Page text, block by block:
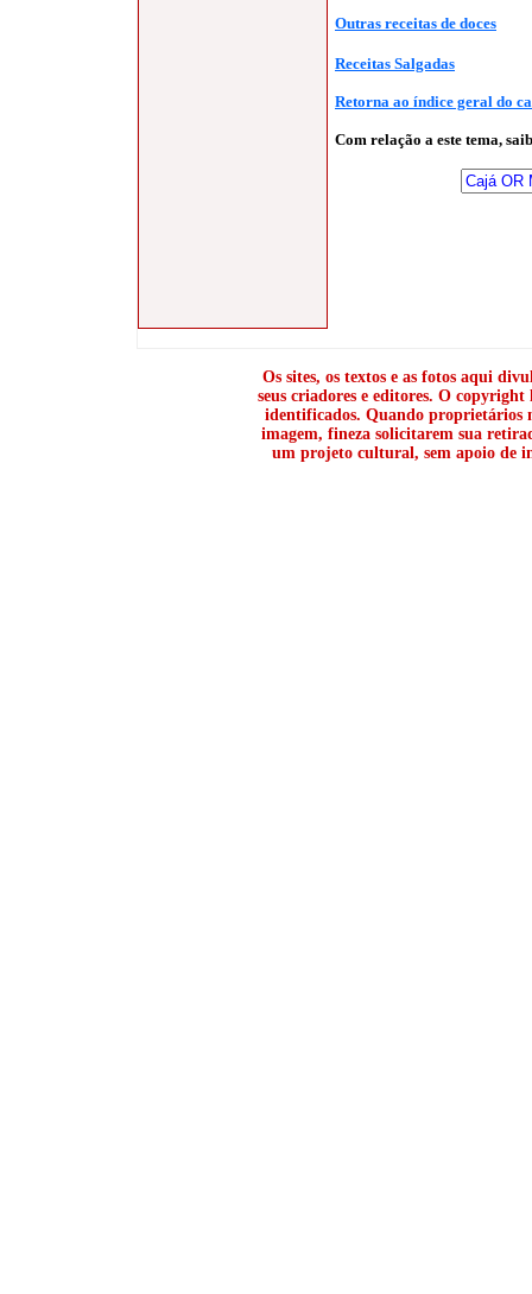
Outras receitas de doces
Receitas Salgadas
Retorna ao índice geral do
Com relação a este tema,